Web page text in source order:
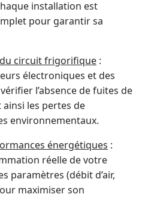
installation est
pour garantir sa
circuit frigorifique :
électroniques et des
l’absence de fuites de
les pertes de
environnementaux.
énergétiques :
réelle de votre
paramètres (débit d’air,
maximiser son